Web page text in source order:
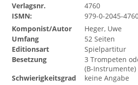
Verlagsnr.
4760
ISMN:
979-0-2045-
Komponist/Autor
Heger, Uwe
Umfang
52 Seiten
Editionsart
Spielpartitur
Besetzung
3 Trompeten
(B-Instrumente)
Schwierigkeitsgrad
keine Angabe